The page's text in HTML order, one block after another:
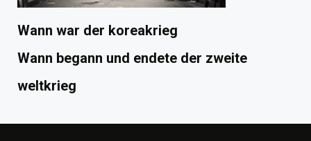
Wann war der koreakrieg
Wann begann und endete der zweite
weltkrieg